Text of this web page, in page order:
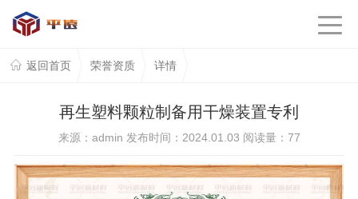
返回首页 荣誉资质 详情
再生塑料颗粒制备用干燥装置专利
来源：admin 发布时间：2024.01.03 阅读量： 77